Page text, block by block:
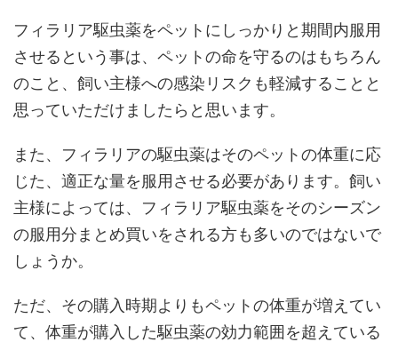
フィラリア駆虫薬をペットにしっかりと期間内服用
させるという事は、ペットの命を守るのはもちろん
のこと、飼い主様への感染リスクも軽減することと
思っていただけましたらと思います。
また、フィラリアの駆虫薬はそのペットの体重に応
じた、適正な量を服用させる必要があります。飼い
主様によっては、フィラリア駆虫薬をそのシーズン
の服用分まとめ買いをされる方も多いのではないで
しょうか。
ただ、その購入時期よりもペットの体重が増えてい
て、体重が購入した駆虫薬の効力範囲を超えている